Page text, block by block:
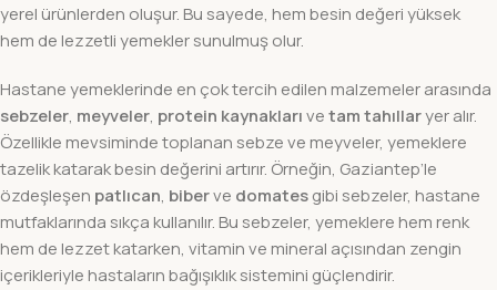
yerel ürünlerden oluşur. Bu sayede, hem besin değeri yüksek
hem de lezzetli yemekler sunulmuş olur.
Hastane yemeklerinde en çok tercih edilen malzemeler arasında
sebzeler, meyveler, protein kaynaklarıvetam tahıllaryer alır.
Özellikle mevsiminde toplanan sebze ve meyveler, yemeklere
tazelik katarak besin değerini artırır. Örneğin, Gaziantep’le
özdeşleşen patlıcan, biberve domatesgibi sebzeler, hastane
mutfaklarında sıkça kullanılır. Bu sebzeler, yemeklere hem renk
hem de lezzet katarken, vitamin ve mineral açısından zengin
içerikleriyle hastaların bağışıklık sistemini güçlendirir.